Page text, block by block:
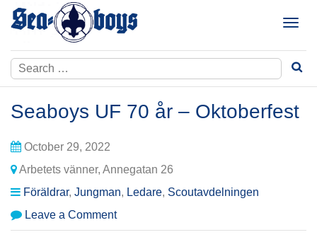
Skip
T
g
l
n
Search
for:
Seaboys UF 70 år – Oktoberfest
October 29, 2022
Arbetets vänner, Annegatan 26
Föräldrar, Jungman, Ledare, Scoutavdelningen
Leave a Commenton
Seaboys